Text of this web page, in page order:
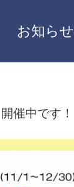
お知らせ
催中です！